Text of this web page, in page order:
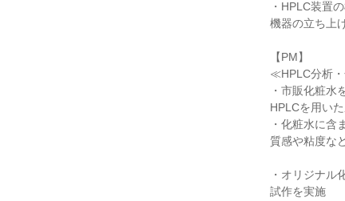
・HPLC装置
機器の立ち上
【PM】
≪HPLC分析
・市販化粧水
HPLCを用い
・化粧水に含
質感や粘度な
・オリジナル
試作を実施